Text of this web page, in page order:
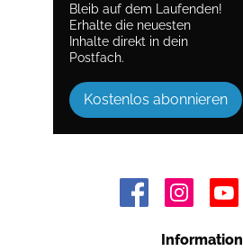
Bleib auf dem Laufenden!
Erhalte die neuesten
Inhalte direkt in dein
Postfach.
Kostenlos abonnieren
Information